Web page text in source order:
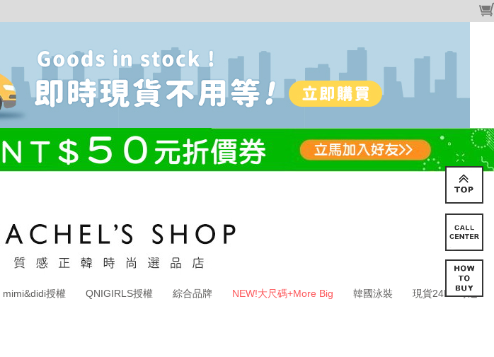
mimi&didi授權 QNIGIRLS授權 綜合品牌 NEW!大尺碼+More Big 韓國泳裝 現貨24HR寄送